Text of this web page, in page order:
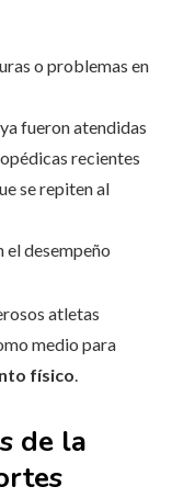
o problemas en
fueron atendidas
recientes
se repiten al
el desempeño
atletas
medio para
físico.
de la